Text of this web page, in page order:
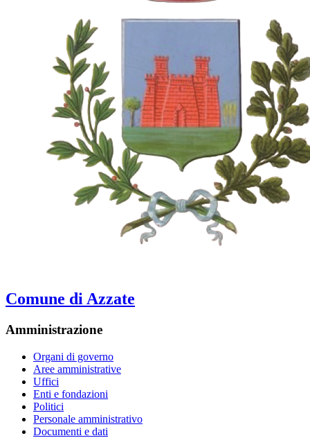
Comune di Azzate
Amministrazione
Organi di governo
Aree amministrative
Uffici
Enti e fondazioni
Politici
Personale amministrativo
Documenti e dati